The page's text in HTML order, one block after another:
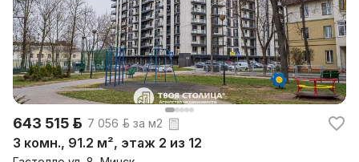
643 515 р. 7 056 р. за м2
3 комн., 91.2 м², этаж 2 из 12